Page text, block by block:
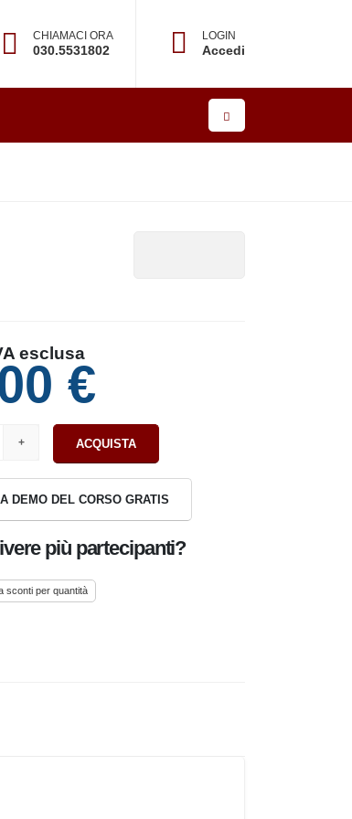
CHIAMACI ORA
030.5531802
LOGIN
Accedi
esclusa€
ACQUISTA
DEMO DEL CORSO GRATIS
più partecipanti?
sconti per quantità